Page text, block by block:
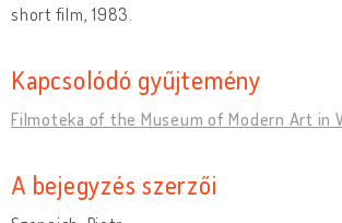
short film, 1983.
Kapcsolódó gyűjtemény
Filmoteka of the Museum of Modern Art in
A bejegyzés szerzői